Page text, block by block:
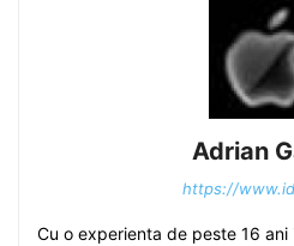
Adrian
https://
Cu o experienta de peste 16 ani